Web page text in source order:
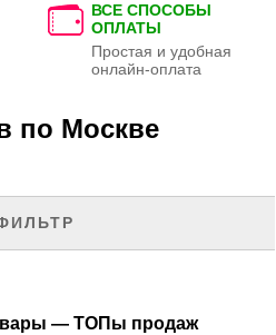
ВСЕ СПОСОБЫ
ОПЛАТЫ
Простая и удобная
онлайн-оплата
по Москве
— ТОПы продаж